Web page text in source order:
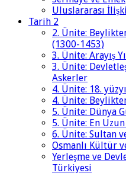
Uluslararası
Tarih 2
2. Ünite:
(1300-1453)
3. Ünite: Arayış
3. Ünite:
Askerler
4. Ünite: 18.
4. Ünite:
5. Ünite: Dünya
5. Ünite: En
6. Ünite: Sultan
Osmanlı Kültür
Yerleşme ve
Türkiyesi